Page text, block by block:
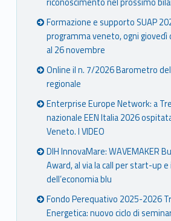
Formazione e supporto SUAP
programma veneto, ogni
al 26 novembre
Online il n. 7/2026 Barometro
regionale
Enterprise Europe Network: a
nazionale EEN Italia 2026
Veneto. I VIDEO
DIH InnovaMare: WAVEMAKER
Award, al via la call per start-up
dell’economia blu
Fondo Perequativo 2025-2026
Energetica: nuovo ciclo di